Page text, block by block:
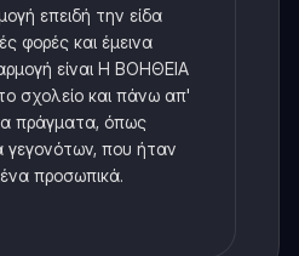
επειδή την είδα
φορές και έμεινα
είναι Η ΒΟΗΘΕΙΑ
σχολείο και πάνω απ'
πράγματα, όπως
γεγονότων, που ήταν
προσωπικά.